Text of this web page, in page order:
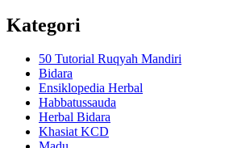
Kategori
50 Tutorial Ruqyah Mandiri
Bidara
Ensiklopedia Herbal
Habbatussauda
Herbal Bidara
Khasiat KCD